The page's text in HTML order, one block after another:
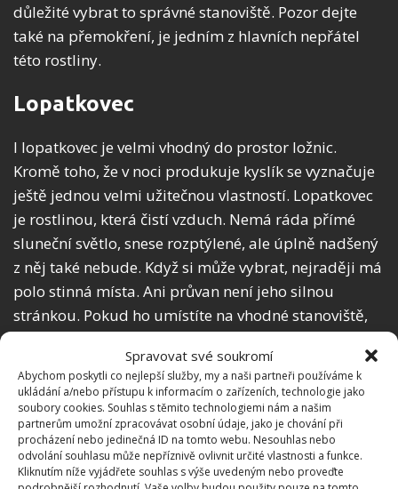
Spravovat své soukromí
Abychom poskytli co nejlepší služby, my a naši partneři používáme k
ukládání a/nebo přístupu k informacím o zařízeních, technologie jako
soubory cookies. Souhlas s těmito technologiemi nám a našim
partnerům umožní zpracovávat osobní údaje, jako je chování při
procházení nebo jedinečná ID na tomto webu. Nesouhlas nebo
odvolání souhlasu může nepříznivě ovlivnit určité vlastnosti a funkce.
Kliknutím níže vyjádřete souhlas s výše uvedeným nebo proveďte
důležité vybrat to správné stanoviště. Pozor dejte
také na přemokření, je jedním z hlavních nepřátel
této rostliny.
Lopatkovec
I lopatkovec je velmi vhodný do prostor ložnic.
Kromě toho, že v noci produkuje kyslík se vyznačuje
ještě jednou velmi užitečnou vlastností. Lopatkovec
je rostlinou, která čistí vzduch. Nemá ráda přímé
sluneční světlo, snese rozptýlené, ale úplně nadšený
z něj také nebude. Když si může vybrat, nejraději má
polo stinná místa. Ani průvan není jeho silnou
stránkou. Pokud ho umístíte na vhodné stanoviště,
sice nevoní, ale jsou velmi dekorativní.